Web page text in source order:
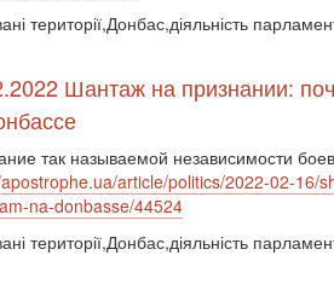
території,Донбас,діяльність
Шантаж на признании:
так называемой независимости
article/politics/2022-02-16/
na-donbasse/44524
території,Донбас,діяльність